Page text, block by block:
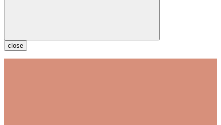
close